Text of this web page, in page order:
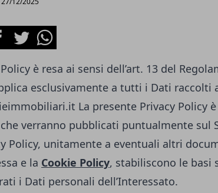
TwitterWhatsapp
è resa ai sensi dell’art. 13 del
esclusivamente a tutti i Dati raccolti
La presente Privacy Policy
verranno pubblicati puntualmente sul
Policy, unitamente a eventuali altri
e la Cookie Policy, stabiliscono le basi
i Dati personali dell’Interessato.